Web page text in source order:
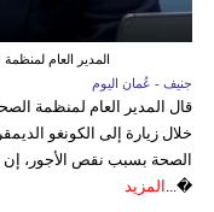
المدير العام
جنيف - عُمان اليوم
قال المدير العام لمنظمة
خلال زيارة إلى الكونغو
الصحة بسبب نقص الأجور، إن
�... المزيد